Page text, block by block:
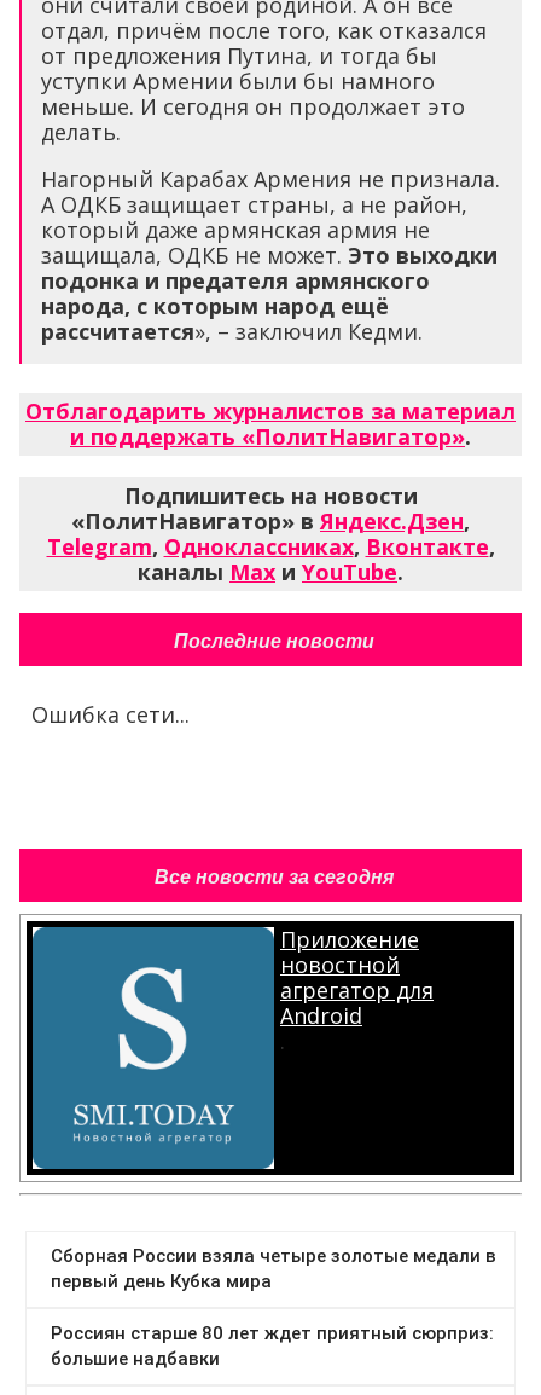
отдал, причём после того, как отказался
от предложения Путина, и тогда бы
уступки Армении были бы намного
меньше. И сегодня он продолжает это
делать.
Нагорный Карабах Армения не признала.
А ОДКБ защищает страны, а не район,
который даже армянская армия не
защищала, ОДКБ не может. Это выходки
подонка и предателя армянского
народа, с которым народ ещё
рассчитается», – заключил Кедми.
Отблагодарить журналистов за материал
и поддержать «ПолитНавигатор».
Подпишитесь на новости
«ПолитНавигатор» вЯндекс.Дзен,
Telegram, Одноклассниках, Вконтакте,
каналы Max и YouTube.
Последние новости
Ошибка сети...
Все новости за сегодня
Приложение
новостной
агрегатор для
Android
.